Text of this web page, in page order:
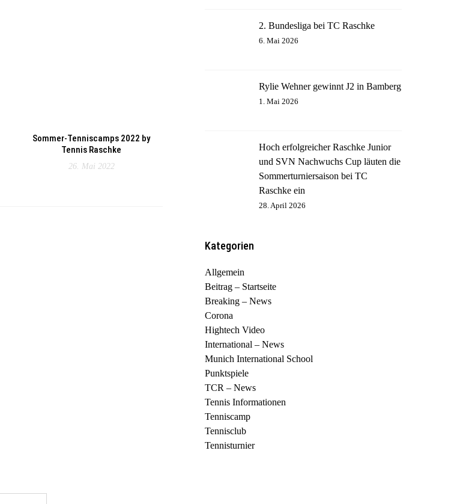
Sommer-Tenniscamps 2022 by
Tennis Raschke
26. Mai 2022
2. Bundesliga bei TC Raschke
6. Mai 2026
Rylie Wehner gewinnt J2 in Bamberg
1. Mai 2026
Hoch erfolgreicher Raschke Junior
und SVN Nachwuchs Cup läuten die
Sommerturniersaison bei TC
Raschke ein
28. April 2026
Kategorien
Allgemein
Beitrag – Startseite
Breaking – News
Corona
Hightech Video
International – News
Munich International School
Punktspiele
TCR – News
Tennis Informationen
Tenniscamp
Tennisclub
Tennisturnier